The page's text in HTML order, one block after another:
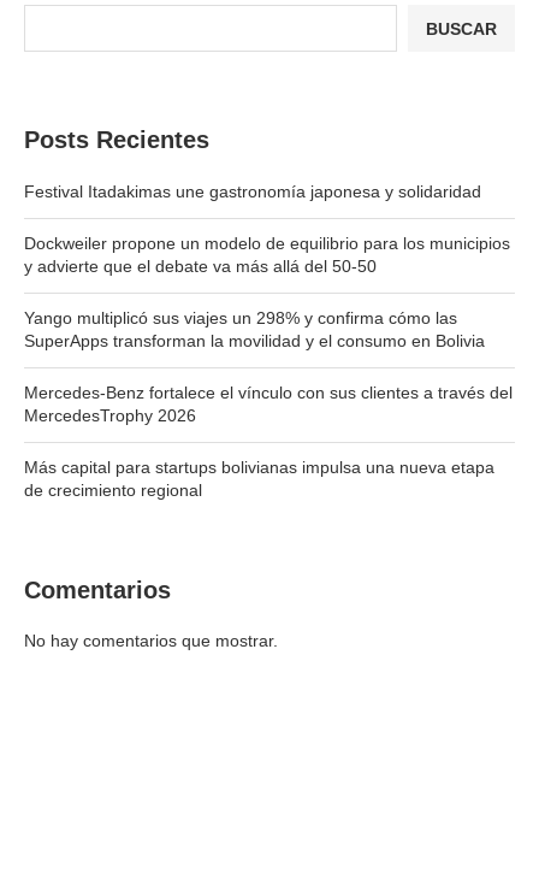
BUSCAR
Posts Recientes
Festival Itadakimas une gastronomía japonesa y solidaridad
Dockweiler propone un modelo de equilibrio para los municipios
y advierte que el debate va más allá del 50-50
Yango multiplicó sus viajes un 298% y confirma cómo las
SuperApps transforman la movilidad y el consumo en Bolivia
Mercedes-Benz fortalece el vínculo con sus clientes a través del
MercedesTrophy 2026
Más capital para startups bolivianas impulsa una nueva etapa
de crecimiento regional
Comentarios
No hay comentarios que mostrar.